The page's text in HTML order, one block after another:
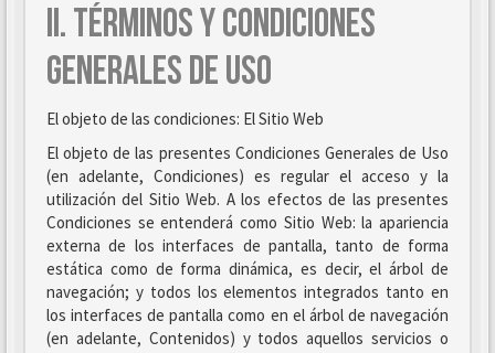
II. TÉRMINOS Y CONDICIONES
GENERALES DE USO
El objeto de las condiciones: El Sitio Web
El objeto de las presentes Condiciones Generales de Uso
(en adelante, Condiciones) es regular el acceso y la
utilización del Sitio Web. A los efectos de las presentes
Condiciones se entenderá como Sitio Web: la apariencia
externa de los interfaces de pantalla, tanto de forma
estática como de forma dinámica, es decir, el árbol de
navegación; y todos los elementos integrados tanto en
los interfaces de pantalla como en el árbol de navegación
(en adelante, Contenidos) y todos aquellos servicios o